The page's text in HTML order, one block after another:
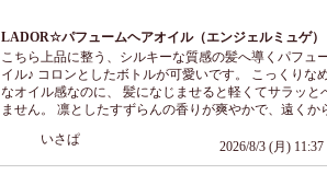
LADOR☆パフュームヘアオイル（エンジェルミュゲ）
こちら上品に整う、シルキーな質感の髪へ導くパフュ
イル♪ コロンとしたボトルが可愛いです。 こっくりな
なオイル感なのに、 髪になじませると軽くてサラッと
ません。 凛としたすずらんの香りが爽やかで、遠くか
くるような優しさ。 絶妙で香りが強すぎないのが嬉し
タオルドライした髪になじませて使うと、髪1本１に
しなやかなツヤ髪に見えます。 サラストンな軽やか
いさぱ 2026/8/3 (月) 11:37